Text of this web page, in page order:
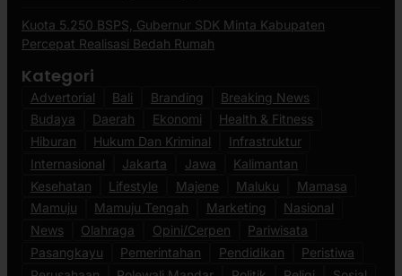
Kuota 5.250 BSPS, Gubernur SDK Minta Kabupaten
Percepat Realisasi Bedah Rumah
Kategori
Advertorial Bali Branding
Breaking News
Budaya
Daerah Ekonomi
Health & Fitness
Hiburan
Hukum Dan Kriminal
Infrastruktur
Internasional
Jakarta Jawa
Kalimantan
Kesehatan
Lifestyle Majene Maluku
Mamasa
Mamuju
Mamuju Tengah Marketing
Nasional
News
Olahraga Opini/Cerpen
Pariwisata
Pasangkayu
Pemerintahan Pendidikan
Peristiwa